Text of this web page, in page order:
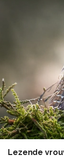
Lezende